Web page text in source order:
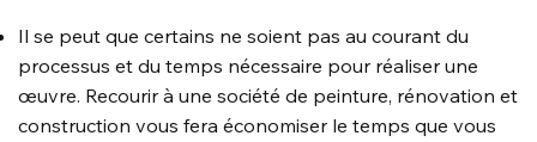
Il se peut que certains ne soient pas au courant du
processus et du temps nécessaire pour réaliser une
œuvre. Recourir à une société de peinture, rénovation et
construction vous fera économiser le temps que vous